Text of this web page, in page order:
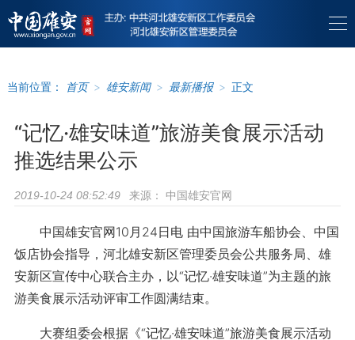
当前位置： 首页 > 雄安新闻 > 最新播报 > 正文
“记忆·雄安味道”旅游美食展示活动
推选结果公示
2019-10-24 08:52:49 来源： 中国雄安官网
中国雄安官网10月24日电 由中国旅游车船协会、中国
饭店协会指导，河北雄安新区管理委员会公共服务局、雄
安新区宣传中心联合主办，以“记忆·雄安味道”为主题的旅
游美食展示活动评审工作圆满结束。
大赛组委会根据《“记忆·雄安味道”旅游美食展示活动